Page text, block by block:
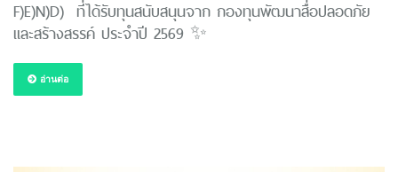
F)E)N)D) ที่ได้รับทุนสนับสนุนจาก กองทุนพัฒนาสื่อปลอดภัย
และสร้างสรรค์ ประจำปี 2569 ✨
อ่านต่อ